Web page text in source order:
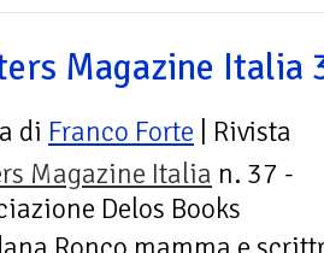
Magazine Italia
di Franco Forte | Rivista
Magazine Italia n. 37 -
Delos Books